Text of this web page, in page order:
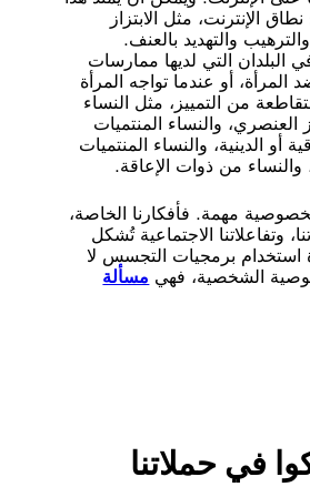
يُسلم عريضة المنظمة ضد سوء
في الأمم المتحدة في نيويورك.
المؤقت؟
ممارسة أو قانون ما.
أيضًا على أنه تجميد أو إيقاف أو
الإنترنت، مثل الابتزاز
والتهديد بالعنف.
البلدان التي لديها ممارسات
المرأة، أو عندما تواجه المرأة
من التمييز، مثل النساء
العنصري، والنساء المنتميات
أو الدينية، والنساء المنتميات
والنساء من ذوات الإعاقة.
مهمة. فأفكارنا الخاصة،
وتفاعلاتنا الاجتماعية تُشكل
استخدام برمجيات التجسس لا
الشخصية، فهي مسألة
في حملاتنا